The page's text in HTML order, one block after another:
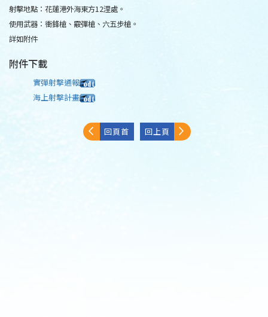
射擊地點：花蓮港外海東方12浬處。
使用武器：衝鋒槍、霰彈槍、六五步槍。
詳如附件
附件下載
實彈射擊通報
海上射擊計畫
回頁首 回上頁